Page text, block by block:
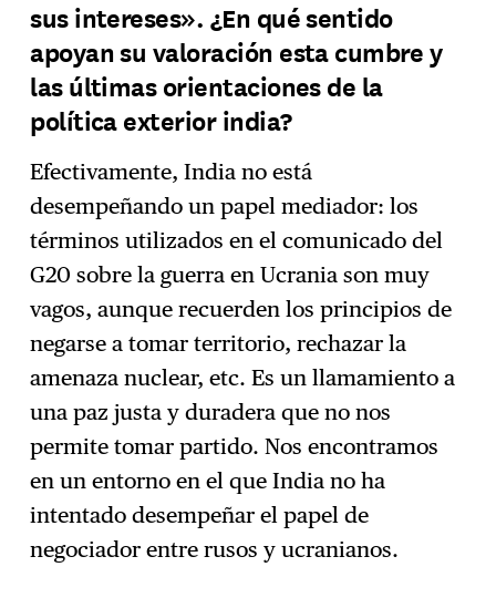
sus intereses». ¿En qué sentido
apoyan su valoración esta cumbre y
las últimas orientaciones de la
política exterior india?
Efectivamente, India no está
desempeñando un papel mediador: los
términos utilizados en el comunicado del
G20 sobre la guerra en Ucrania son muy
vagos, aunque recuerden los principios de
negarse a tomar territorio, rechazar la
amenaza nuclear, etc. Es un llamamiento a
una paz justa y duradera que no nos
permite tomar partido. Nos encontramos
en un entorno en el que India no ha
intentado desempeñar el papel de
negociador entre rusos y ucranianos.